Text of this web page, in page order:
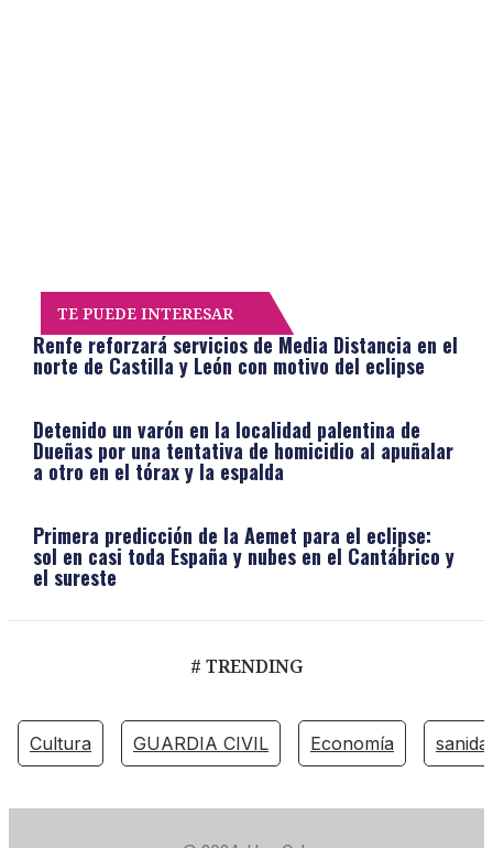
TE PUEDE INTERESAR
Renfe reforzará servicios de Media Distancia en el
norte de Castilla y León con motivo del eclipse
Detenido un varón en la localidad palentina de
Dueñas por una tentativa de homicidio al apuñalar
a otro en el tórax y la espalda
Primera predicción de la Aemet para el eclipse:
sol en casi toda España y nubes en el Cantábrico y
el sureste
# TRENDING
Cultura GUARDIA CIVIL Economía